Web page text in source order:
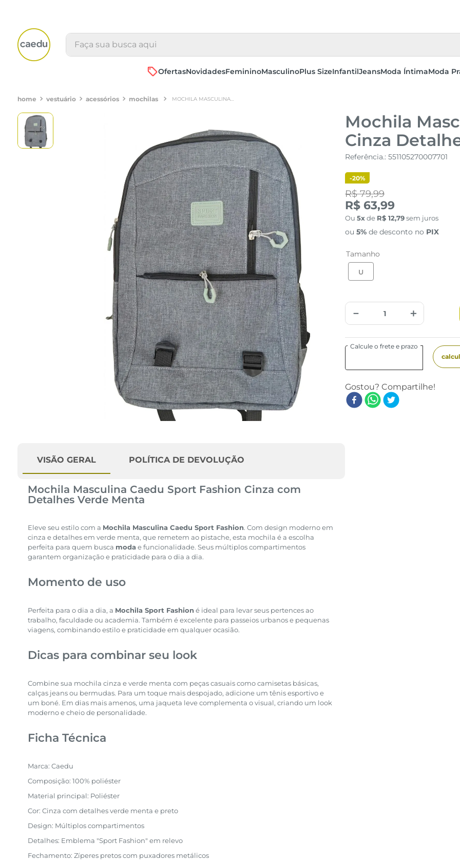
Faça sua busca aqui
OfertasNovidadesFemininoMasculinoPlus SizeInfantilJeansModa ÍntimaModa
vestuário acessórios mochilas MOCHILA MASCULINA SPORT FASHION CINZA DETALHES VERDE MENTA
Mochila
Cinza
Referência.: 551105270007701
-20%
R$ 79,99
R$ 63,99
Ou 5 de R$ 12,79sem juros
ou 5% de desconto no PIX
Tamanho
U
＋
－
VISÃO GERAL POLÍTICA DE DEVOLUÇÃO
Mochila Masculina Caedu Sport Fashion Cinza com
Detalhes Verde Menta
Eleve seu estilo com a Mochila Masculina Caedu Sport Fashion. Com design moderno em
cinza e detalhes em verde menta, que remetem ao pistache, esta mochila é a escolha
perfeita para quem busca moda e funcionalidade. Seus múltiplos compartimentos
garantem organização e praticidade para o dia a dia.
Momento de uso
Perfeita para o dia a dia, a Mochila Sport Fashion é ideal para levar seus pertences ao
trabalho, faculdade ou academia. Também é excelente para passeios urbanos e pequenas
viagens, combinando estilo e praticidade em qualquer ocasião.
Dicas para combinar seu look
Combine sua mochila cinza e verde menta com peças casuais como camisetas básicas,
calças jeans ou bermudas. Para um toque mais despojado, adicione um tênis esportivo e
um boné. Em dias mais amenos, uma jaqueta leve complementa o visual, criando um look
moderno e cheio de personalidade.
Ficha Técnica
Marca: Caedu
Composição: 100% poliéster
Material principal: Poliéster
Cor: Cinza com detalhes verde menta e preto
Design: Múltiplos compartimentos
Detalhes: Emblema "Sport Fashion" em relevo
Fechamento: Zíperes pretos com puxadores metálicos